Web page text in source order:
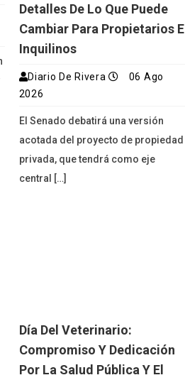
Detalles De Lo Que Puede
Cambiar Para Propietarios E
Inquilinos
Diario De Rivera
06 Ago
2026
El Senado debatirá una versión
acotada del proyecto de propiedad
privada, que tendrá como eje
central […]
Día Del Veterinario:
Compromiso Y Dedicación
Por La Salud Pública Y El